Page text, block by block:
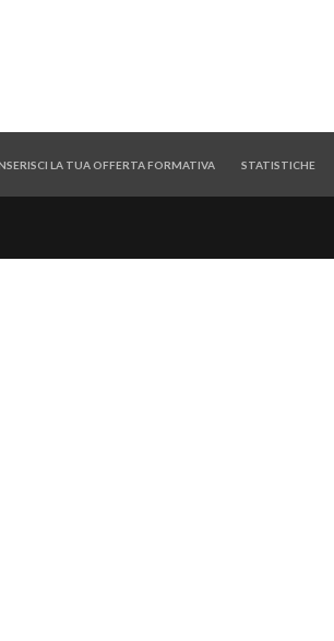
LA TUA OFFERTA FORMATIVA STATISTICHE